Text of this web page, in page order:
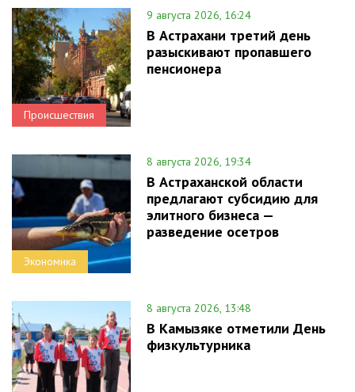
Происшествия
9 августа 2026, 16:24
В Астрахани третий день
разыскивают пропавшего
пенсионера
Экономика
8 августа 2026, 19:34
В Астраханской области
предлагают субсидию для
элитного бизнеса —
разведение осетров
8 августа 2026, 13:48
В Камызяке отметили День
физкультурника